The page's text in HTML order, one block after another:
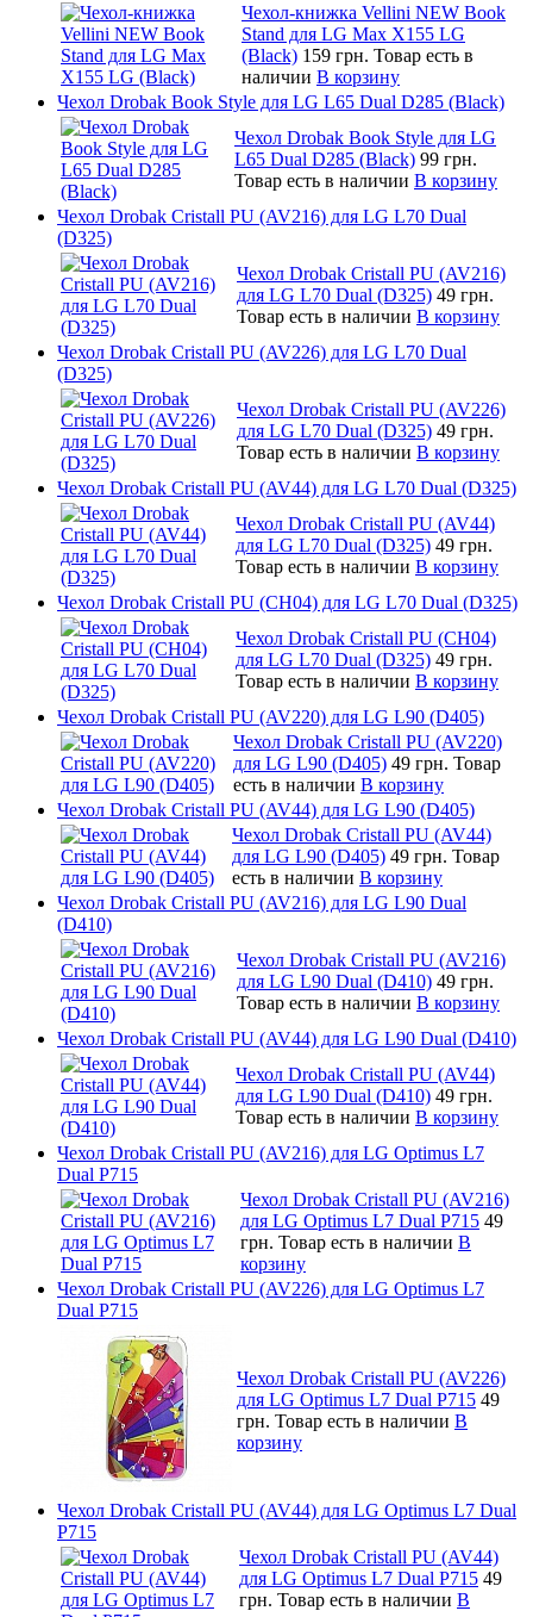
Чехол-книжка Vellini NEW Book
Stand для LG Max X155 LG
(Black) 159 грн. Товар есть в
наличии В корзину
Чехол Drobak Book Style для LG L65 Dual D285 (Black)
Чехол Drobak Book Style для LG
L65 Dual D285 (Black) 99 грн.
Товар есть в наличии В корзину
Чехол Drobak Cristall PU (AV216) для LG L70 Dual
(D325)
Чехол Drobak Cristall PU (AV216)
для LG L70 Dual (D325) 49 грн.
Товар есть в наличии В корзину
Чехол Drobak Cristall PU (AV226) для LG L70 Dual
(D325)
Чехол Drobak Cristall PU (AV226)
для LG L70 Dual (D325) 49 грн.
Товар есть в наличии В корзину
Чехол Drobak Cristall PU (AV44) для LG L70 Dual (D325)
Чехол Drobak Cristall PU (AV44)
для LG L70 Dual (D325) 49 грн.
Товар есть в наличии В корзину
Чехол Drobak Cristall PU (CH04) для LG L70 Dual (D325)
Чехол Drobak Cristall PU (CH04)
для LG L70 Dual (D325) 49 грн.
Товар есть в наличии В корзину
Чехол Drobak Cristall PU (AV220) для LG L90 (D405)
Чехол Drobak Cristall PU (AV220)
для LG L90 (D405) 49 грн. Товар
есть в наличии В корзину
Чехол Drobak Cristall PU (AV44) для LG L90 (D405)
Чехол Drobak Cristall PU (AV44)
для LG L90 (D405) 49 грн. Товар
есть в наличии В корзину
Чехол Drobak Cristall PU (AV216) для LG L90 Dual
(D410)
Чехол Drobak Cristall PU (AV216)
для LG L90 Dual (D410) 49 грн.
Товар есть в наличии В корзину
Чехол Drobak Cristall PU (AV44) для LG L90 Dual (D410)
Чехол Drobak Cristall PU (AV44)
для LG L90 Dual (D410) 49 грн.
Товар есть в наличии В корзину
Чехол Drobak Cristall PU (AV216) для LG Optimus L7
Dual P715
Чехол Drobak Cristall PU (AV216)
для LG Optimus L7 Dual P715 49
грн. Товар есть в наличии В
корзину
Чехол Drobak Cristall PU (AV226) для LG Optimus L7
Dual P715
Чехол Drobak Cristall PU (AV226)
для LG Optimus L7 Dual P715 49
грн. Товар есть в наличии В
корзину
Чехол Drobak Cristall PU (AV44) для LG Optimus L7 Dual
P715
Чехол Drobak Cristall PU (AV44)
для LG Optimus L7 Dual P715 49
грн. Товар есть в наличии В